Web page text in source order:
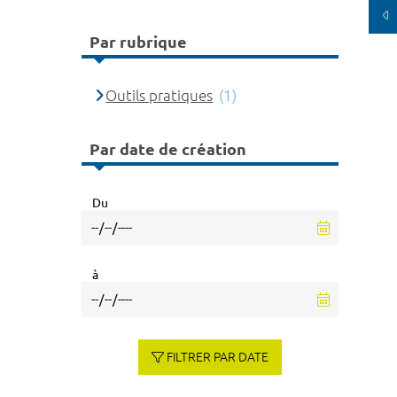
Par rubrique
Outils pratiques (1)
Par date de création
Du
à
FILTRER PAR DATE